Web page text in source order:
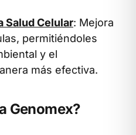
Salud Celular: Mejora
permitiéndoles
y el
más efectiva.
Genomex?